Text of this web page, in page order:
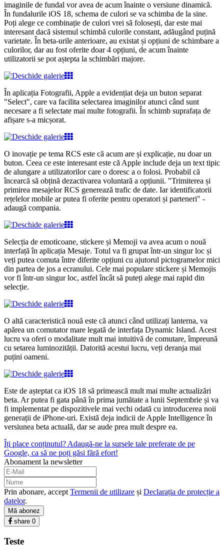
imaginile de fundal vor avea de acum înainte o versiune dinamică.
În fundalurile iOS 18, schema de culori se va schimba de la sine.
Poți alege ce combinație de culori vrei să folosești, dar este mai
interesant dacă sistemul schimbă culorile constant, adăugând puțină
varietate. În beta-urile anterioare, au existat și opțiuni de schimbare a
culorilor, dar au fost oferite doar 4 opțiuni, de acum înainte
utilizatorii se pot aștepta la schimbări majore.
În aplicația Fotografii, Apple a evidențiat deja un buton separat
"Select", care va facilita selectarea imaginilor atunci când sunt
necesare a fi selectate mai multe fotografii. În schimb suprafața de
afișare s-a micșorat.
O inovație pe tema RCS este că acum are și explicație, nu doar un
buton. Ceea ce este interesant este că Apple include deja un text tipic
de alungare a utilizatorilor care o doresc a o folosi. Probabil că
încearcă să obțină dezactivarea voluntară a opțiunii. "Trimiterea și
primirea mesajelor RCS generează trafic de date. Iar identificatorii
rețelelor mobile ar putea fi oferite pentru operatori și parteneri" -
adaugă compania.
Selecția de emoticoane, stickere și Memoji va avea acum o nouă
interfață în aplicația Mesaje. Totul va fi grupat într-un singur loc și
veți putea comuta între diferite opțiuni cu ajutorul pictogramelor mici
din partea de jos a ecranului. Cele mai populare stickere și Memojis
vor fi într-un singur loc, astfel încât să puteți alege mai rapid din
selecție.
O altă caracteristică nouă este că atunci când utilizați lanterna, va
apărea un comutator mare legată de interfața Dynamic Island. Acest
lucru va oferi o modalitate mult mai intuitivă de comutare, împreună
cu setarea luminozității. Datorită acestui lucru, veți deranja mai
puțini oameni.
Este de așteptat ca iOS 18 să primească mult mai multe actualizări
beta. Ar putea fi gata până în prima jumătate a lunii Septembrie și va
fi implementat pe dispozitivele mai vechi odată cu introducerea noii
generații de iPhone-uri. Există deja indicii de Apple Intelligence în
versiunea beta actuală, dar se aude prea mult despre ea.
Îți place conținutul? Adaugă-ne la sursele tale preferate de pe
Google, ca să ne poți găsi fără efort!
Abonament la newsletter
Prin abonare, accept Termenii de utilizare și Declarația de protecție a
datelor.
Mă abonez
share 0
Teste